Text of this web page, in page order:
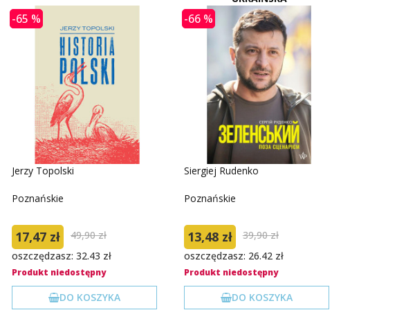
-65 %
Jerzy Topolski
Poznańskie
17,47 zł
49,90 zł
oszczędzasz: 32.43 zł
Produkt niedostępny
DO KOSZYKA
-66 %
Siergiej Rudenko
Poznańskie
13,48 zł
39,90 zł
oszczędzasz: 26.42 zł
Produkt niedostępny
DO KOSZYKA